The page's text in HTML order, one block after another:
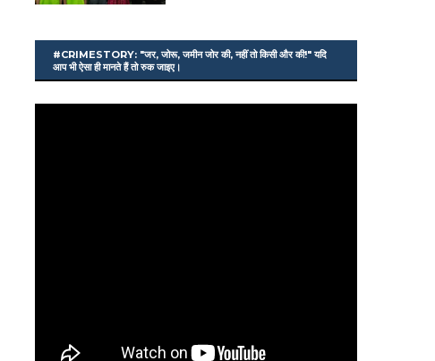
#CRIMESTORY: "जर, जोरू, जमीन जोर की, नहीं तो किसी और की!" यदि
आप भी ऐसा ही मानते हैं तो रुक जाइए।